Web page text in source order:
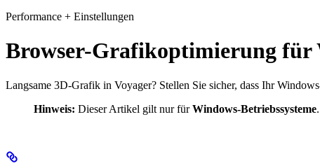
Performance + Einstellungen
Browser-Grafikoptimierung für
Langsame 3D-Grafik in Voyager? Stellen Sie sicher, dass Ihr
Hinweis: Dieser Artikel gilt nur fürWindows-Betriebssysteme.